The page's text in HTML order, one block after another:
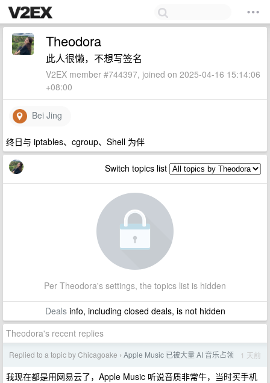
Theodora
此人很懒，不想写签名
V2EX member #744397, joined on 2025-04-16 15:14:06
+08:00
Bei Jing
终日与 iptables、cgroup、Shell 为伴
Switch topics list
Per Theodora's settings, the topics list is hidden
Dealsinfo, including closed deals, is not hidden
Theodora's recent replies
Replied to a topic by Chicagoake › Apple Music 已被大量 AI 音乐占领 1 天前
我现在都是用网易云了，Apple Music 听说音质非常牛，当时买手机